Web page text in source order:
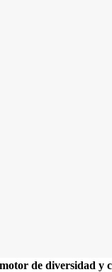
de diversidad y